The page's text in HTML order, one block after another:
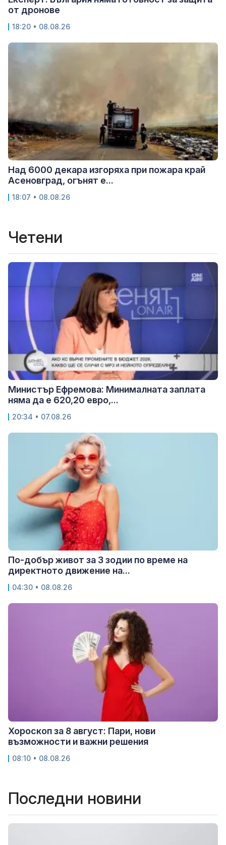
от дронове
18:20 • 08.08.26
Над 6000 декара изгоряха при пожара край
Асеновград, огънят е...
18:07 • 08.08.26
Четени
Министър Ефремова: Минималната заплата
няма да е 620,20 евро,...
20:34 • 07.08.26
По-добър живот за 3 зодии по време на
директното движение на...
04:30 • 08.08.26
Хороскоп за 8 август: Пари, нови
възможности и важни решения
08:10 • 08.08.26
Последни новини